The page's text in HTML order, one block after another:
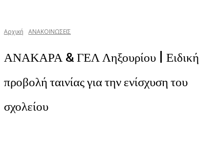
Αρχική ΑΝΑΚΟΙΝΩΣΕΙΣ
ΑΝΑΚΑΡΑ & ΓΕΛ Ληξουρίου | Ειδική
προβολή ταινίας για την ενίσχυση του
σχολείου